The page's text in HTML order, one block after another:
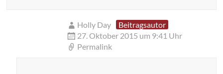
Holly Day
Beitragsautor
27. Oktober 2015 um 9:41 Uhr
Permalink